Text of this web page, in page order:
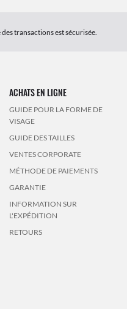
transactions est sécurisée.
ACHATS EN LIGNE
GUIDE POUR LA FORME DE
VISAGE
GUIDE DES TAILLES
VENTES CORPORATE
MÉTHODE DE PAIEMENTS
GARANTIE
INFORMATION SUR
L'EXPÉDITION
RETOURS